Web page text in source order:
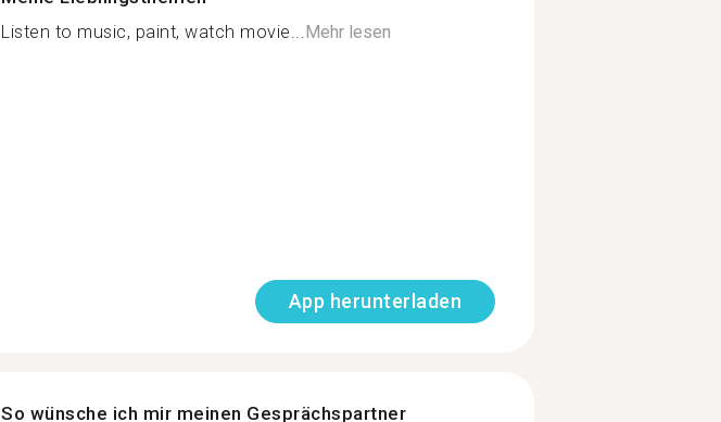
Listen to music, paint, watch movie...Mehr lesen
App herunterladen
So wünsche ich mir meinen Gesprächspartner